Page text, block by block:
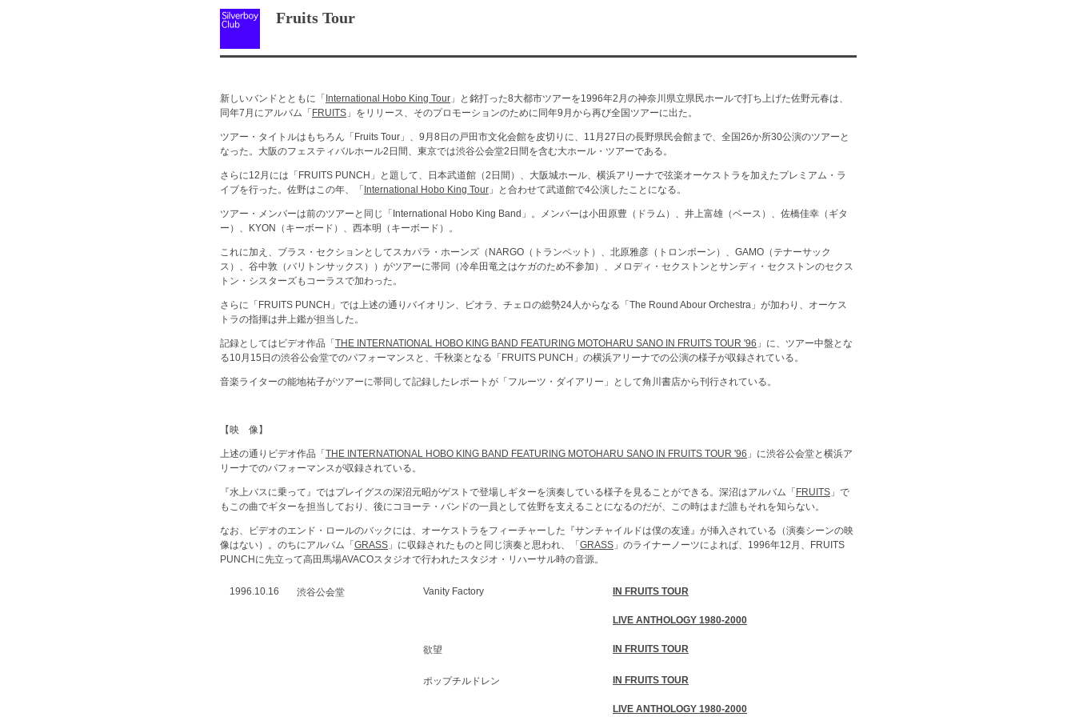
Fruits Tour
新しいバンドとともに「 International Hobo King Tour 」と銘打った8大都市ツアーを1996年2月の神奈川県立県民ホールで打ち上げた佐野元春は、
同年7月にアルバム「 FRUITS 」をリリース、そのプロモーションのために同年9月から再び全国ツアーに出た。
ツアー・タイトルはもちろん「Fruits Tour」、9月8日の戸田市文化会館を皮切りに、11月27日の長野県民会館まで、全国26か所30公演のツアーと
なった。大阪のフェスティバルホール2日間、東京では渋谷公会堂2日間を含む大ホール・ツアーである。
さらに12月には「FRUITS PUNCH」と題して、日本武道館（2日間）、大阪城ホール、横浜アリーナで弦楽オーケストラを加えたプレミアム・ラ
イブを行った。佐野はこの年、「 International Hobo King Tour 」と合わせて武道館で4公演したことになる。
ツアー・メンバーは前のツアーと同じ「International Hobo King Band」。メンバーは小田原豊（ドラム）、井上富雄（ベース）、佐橋佳幸（ギタ
ー）、KYON（キーボード）、西本明（キーボード）。
これに加え、ブラス・セクションとしてスカパラ・ホーンズ（NARGO（トランペット）、北原雅彦（トロンボーン）、GAMO（テナーサック
ス）、谷中敦（バリトンサックス））がツアーに帯同（冷牟田竜之はケガのため不参加）、メロディ・セクストンとサンディ・セクストンのセクス
トン・シスターズもコーラスで加わった。
さらに「FRUITS PUNCH」では上述の通りバイオリン、ビオラ、チェロの総勢24人からなる「The Round Abour Orchestra」が加わり、オーケス
トラの指揮は井上鑑が担当した。
記録としてはビデオ作品「 THE INTERNATIONAL HOBO KING BAND FEATURING MOTOHARU SANO IN FRUITS TOUR '96 」に、ツアー中盤とな
る10月15日の渋谷公会堂でのパフォーマンスと、千秋楽となる「FRUITS PUNCH」の横浜アリーナでの公演の様子が収録されている。
音楽ライターの能地祐子がツアーに帯同して記録したレポートが「フルーツ・ダイアリー」として角川書店から刊行されている。
【映 像】
上述の通りビデオ作品「 THE INTERNATIONAL HOBO KING BAND FEATURING MOTOHARU SANO IN FRUITS TOUR '96 」に渋谷公会堂と横浜ア
リーナでのパフォーマンスが収録されている。
『水上バスに乗って』ではプレイグスの深沼元昭がゲストで登場しギターを演奏している様子を見ることができる。深沼はアルバム「 FRUITS 」で
もこの曲でギターを担当しており、後にコヨーテ・バンドの一員として佐野を支えることになるのだが、この時はまだ誰もそれを知らない。
なお、ビデオのエンド・ロールのバックには、オーケストラをフィーチャーした『サンチャイルドは僕の友達』が挿入されている（演奏シーンの映
像はない）。のちにアルバム「 GRASS 」に収録されたものと同じ演奏と思われ、「 GRASS 」のライナーノーツによれば、1996年12月、FRUITS
PUNCHに先立って高田馬場AVACOスタジオで行われたスタジオ・リハーサル時の音源。
1996.10.16 渋谷公会堂 Vanity Factory IN FRUITS TOUR
LIVE ANTHOLOGY 1980-2000
欲望 IN FRUITS TOUR
ポップチルドレン IN FRUITS TOUR
LIVE ANTHOLOGY 1980-2000